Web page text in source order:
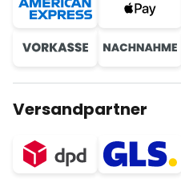
Versandpartner